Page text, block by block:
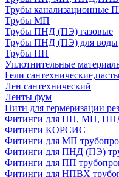
Трубы
Трубы МП
Трубы ПНД (ПЭ) газовые
Трубы ПНД (ПЭ) для воды
Трубы ПП
Уплотнительные
Гели
Лен сантехнический
Ленты фум
Нити для гермеризации
Фитинги для ПП, МП,
Фитинги КОРСИС
Фитинги для МП
Фитинги для ПНД (ПЭ)
Фитинги для ПП
Фитинги для НПВХ